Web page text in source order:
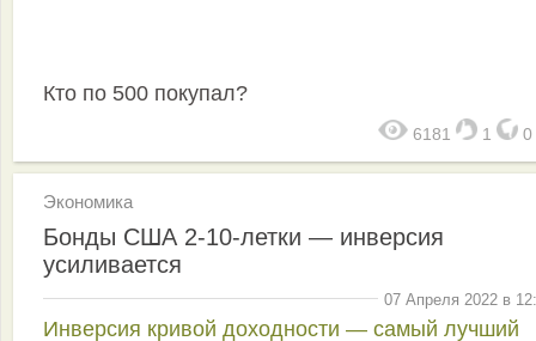
Кто по 500 покупал?
6181 1 0
Экономика
Бонды США 2-10-летки — инверсия
усиливается
07 Апреля 2022 в
Инверсия кривой доходности — самый лучший